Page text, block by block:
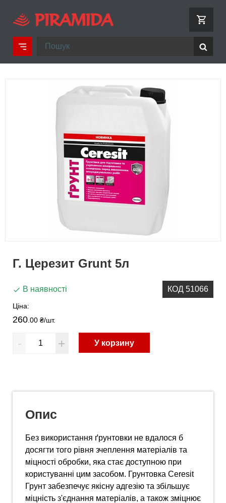
Г. Церезит Grunt 5л
В наявності КОД 51066
Ціна:
260 .00 ₴/шт.
- + У корзину
Опис
Без використання ґрунтовки не вдалося б
досягти того рівня зчеплення матеріалів та
міцності обробки, яка стає доступною при
користуванні цим засобом. Грунтовка Ceresit
Грунт забезпечує якісну адгезію та збільшує
міцність з'єднання матеріалів, а також зміцнює